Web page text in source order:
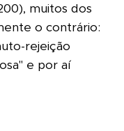
muitos dos
o contrário:
rejeição
e por aí